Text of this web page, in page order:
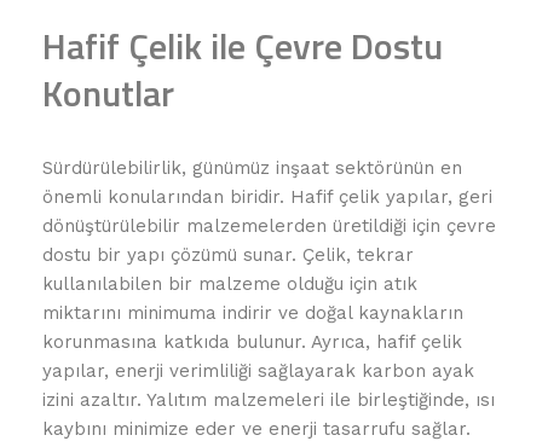
Hafif Çelik ile Çevre Dostu
Konutlar
Sürdürülebilirlik, günümüz inşaat sektörünün en
önemli konularından biridir. Hafif çelik yapılar, geri
dönüştürülebilir malzemelerden üretildiği için çevre
dostu bir yapı çözümü sunar. Çelik, tekrar
kullanılabilen bir malzeme olduğu için atık
miktarını minimuma indirir ve doğal kaynakların
korunmasına katkıda bulunur. Ayrıca, hafif çelik
yapılar, enerji verimliliği sağlayarak karbon ayak
izini azaltır. Yalıtım malzemeleri ile birleştiğinde, ısı
kaybını minimize eder ve enerji tasarrufu sağlar.